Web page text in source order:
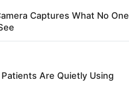
Manekin Anti
yang Konyol
Captures What No One
Are Quietly Using